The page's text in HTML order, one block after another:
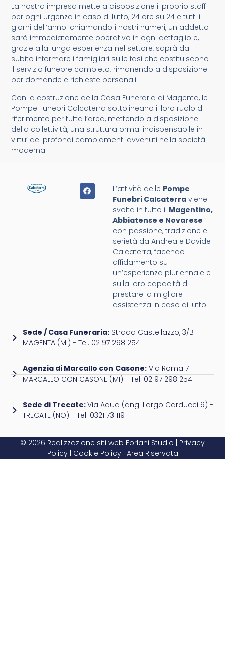
La nostra impresa mette a disposizione il proprio staff
per ogni urgenza in caso di lutto, 24 ore su 24 e tutti i
giorni dell’anno: chiamando i nostri numeri, un addetto
sarà immediatamente operativo in ogni dettaglio e,
grazie alla lunga esperienza nel settore, saprà da
subito informare i famigliari sulle fasi che costituiscono
il servizio funebre completo, rimanendo a disposizione
per domande e richieste personali.
Con la costruzione della Casa Funeraria di Magenta, le
Pompe Funebri Calcaterra sottolineano il loro ruolo di
riferimento per tutta l’area, mettendo a disposizione
della collettività, una struttura ormai indispensabile in
virtu’ dei profondi cambiamenti avvenuti nella società
moderna.
L’attività delle Pompe
Funebri Calcaterra viene
svolta in tutto il Magentino,
Abbiatense e Novarese
con passione, tradizione e
serietà da Andrea e Davide
Calcaterra, facendo
affidamento su
un’esperienza pluriennale e
sulla loro capacità di
prestare la migliore
assistenza in caso di lutto.
Sede / Casa Funeraria:Strada Castellazzo, 3/B -
MAGENTA (MI) - Tel. 02 97 298 254
Agenzia di Marcallo con Casone:Via Roma 7 -
MARCALLO CON CASONE (MI) - Tel. 02 97 298 254
Sede di Trecate:Via Adua (ang. Largo Carducci 9) -
TRECATE (NO) - Tel. 0321 73 119
© 2026 Realizzazione siti web Forlani Studio | Privacy
Policy| Cookie Policy| Area Riservata